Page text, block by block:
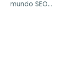
mundo SEO…